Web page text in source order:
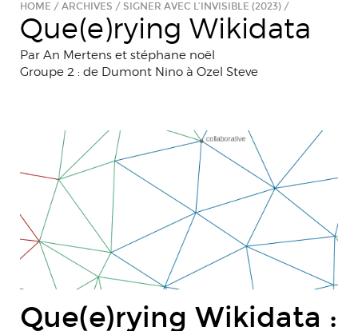
HOME / ARCHIVES / SIGNER AVEC L’INVISIBLE (2023) /
Que(e)rying Wikidata
Par An Mertens et stéphane noël
Groupe 2 : de Dumont Nino à Ozel Steve
Que(e)rying Wikidata :